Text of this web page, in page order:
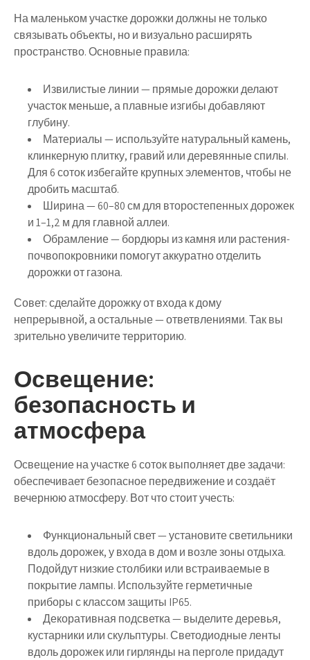
На маленьком участке дорожки должны не только
связывать объекты, но и визуально расширять
пространство. Основные правила:
Извилистые линии— прямые дорожки делают
участок меньше, а плавные изгибы добавляют
глубину.
Материалы— используйте натуральный камень,
клинкерную плитку, гравий или деревянные спилы.
Для 6 соток избегайте крупных элементов, чтобы не
дробить масштаб.
Ширина— 60–80 см для второстепенных дорожек
и 1–1,2 м для главной аллеи.
Обрамление— бордюры из камня или растения-
почвопокровники помогут аккуратно отделить
дорожки от газона.
Совет: сделайте дорожку от входа к дому
непрерывной, а остальные — ответвлениями. Так вы
зрительно увеличите территорию.
Освещение:
безопасность и
атмосфера
Освещение на участке 6 соток выполняет две задачи:
обеспечивает безопасное передвижение и создаёт
вечернюю атмосферу. Вот что стоит учесть:
Функциональный свет— установите светильники
вдоль дорожек, у входа в дом и возле зоны отдыха.
Подойдут низкие столбики или встраиваемые в
покрытие лампы. Используйте герметичные
приборы с классом защиты IP65.
Декоративная подсветка— выделите деревья,
кустарники или скульптуры. Светодиодные ленты
вдоль дорожек или гирлянды на перголе придадут